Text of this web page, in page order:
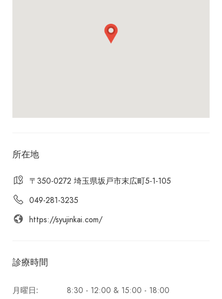
所在地
〒350-0272 埼玉県坂戸市末広町5-1-105
049-281-3235
https://syujinkai.com/
診療時間
月曜日: 8:30 - 12:00 & 15:00 - 18:00